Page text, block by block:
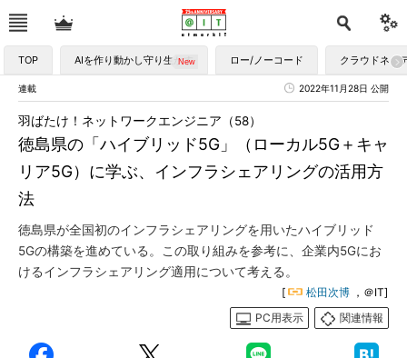
TOP AIを作り動かし守り生かす ロー/ノーコード クラウドネイ
連載 2022年11月28日 公開
徳島県の「ハイブリッド5G」（ローカル5G＋キャ
リア5G）に学ぶ、インフラシェアリングの活用方
法
羽ばたけ！ネットワークエンジニア（58）
徳島県が全国初のインフラシェアリングを用いたハイブリッド
5Gの構築を進めている。この取り組みを参考に、企業内5Gにお
けるインフラシェアリング適用について考える。
[ 松田次博 ，＠IT]
PC用表示
関連情報